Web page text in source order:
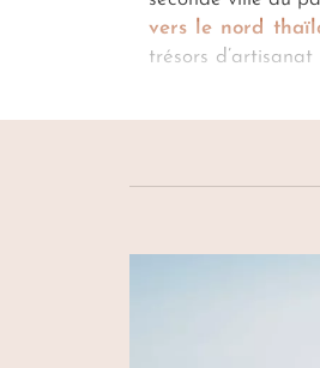
vers le nord
trésors
temple